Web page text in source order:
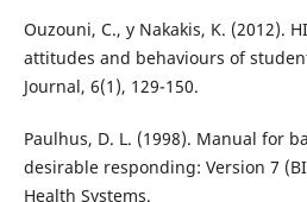
Ouzouni, C., y Nakakis, K. (2012).
attitudes and behaviours of
Journal, 6(1), 129-150.
Paulhus, D. L. (1998). Manual for
desirable responding: Version 7
Health Systems.